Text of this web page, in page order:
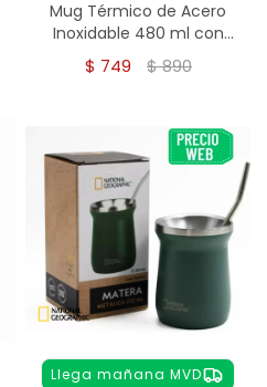
Mug Térmico de Acero
Inoxidable 480 ml con
Pulsador
$ 749 $890
Llega mañana MVD